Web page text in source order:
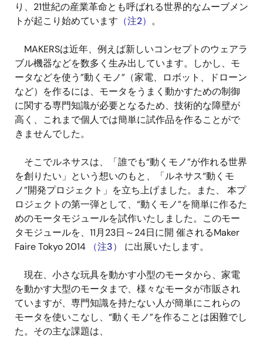
り、21世紀の産業革命とも呼ばれる世界的なムーブメン
トが起こり始めています （注2） 。
MAKERSは近年、例えば新しいコンセプトのウェアラ
ブル機器などを数多く生み出しています。しかし、モ
ータなどを使う”動くモノ”（家電、ロボット、ドローン
など）を作るには、モータをうまく動かすための制御
に関する専門知識が必要となるため、技術的な障壁が
高く、これまで個人では簡単に試作品を作ることがで
きませんでした。
そこでルネサスは、「誰でも“動くモノ”が作れる世界
を創りたい」という想いのもと、「ルネサス“動くモ
ノ”開発プロジェクト」を立ち上げました。また、 本プ
ロジェクトの第一弾として、“動くモノ”を簡単に作るた
めのモータモジュールを試作いたしました。このモー
タモジュールを、11月23日～24日に開 催されるMaker
Faire Tokyo 2014
（注3） に出展いたします。
現在、小さな玩具を動かす小型のモータから、家電
を動かす大型のモータまで、様々なモータが市販され
ていますが、専門知識を持たない人が簡単にこれらの
モータを使いこなし、“動くモノ”を作ることは困難でし
た。その主な課題は、